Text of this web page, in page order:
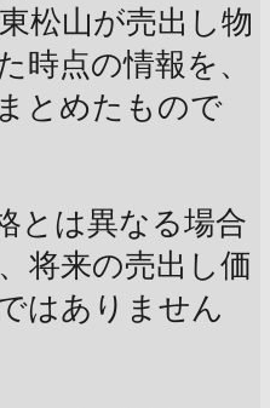
松山が売出し物
時点の情報を、
とめたもので
とは異なる場合
将来の売出し価
はありません